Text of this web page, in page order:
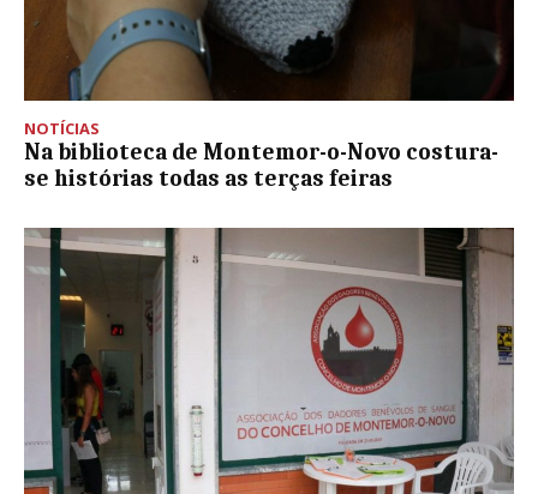
NOTÍCIAS
Na biblioteca de Montemor-o-Novo costura-
se histórias todas as terças feiras